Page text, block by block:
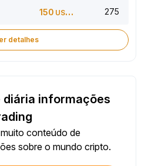
150 USDT 275
detalhes
diária informações
conteúdo de
sobre o mundo cripto.